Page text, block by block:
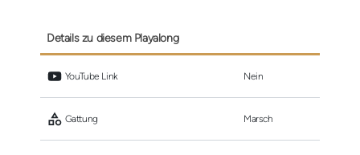
Details zu diesem Playalong
YouTube Link Nein
Gattung Marsch